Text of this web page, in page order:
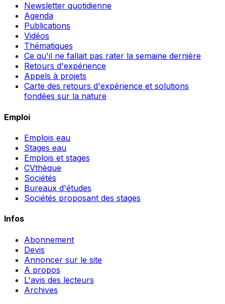
Newsletter quotidienne
Agenda
Publications
Vidéos
Thématiques
Ce qu'il ne fallait pas rater la semaine dernière
Retours d'expérience
Appels à projets
Carte des retours d'expérience et solutions
fondées sur la nature
Emploi
Emplois eau
Stages eau
Emplois et stages
CVthèque
Sociétés
Bureaux d'études
Sociétés proposant des stages
Infos
Abonnement
Devis
Annoncer sur le site
A propos
L'avis des lecteurs
Archives